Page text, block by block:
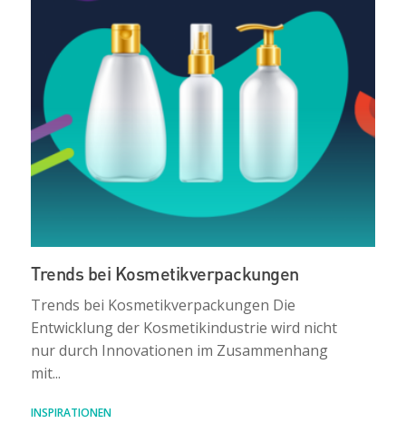
Trends bei Kosmetikverpackungen
Trends bei Kosmetikverpackungen Die
Entwicklung der Kosmetikindustrie wird nicht
nur durch Innovationen im Zusammenhang
mit...
INSPIRATIONEN